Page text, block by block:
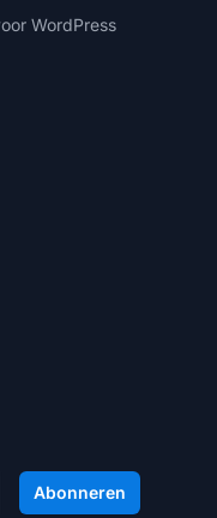
WordPress
Abonneren